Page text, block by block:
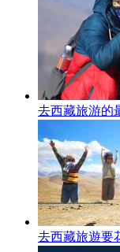
去西藏旅游的
去西藏旅遊要